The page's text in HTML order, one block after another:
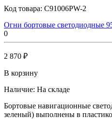
Код товара: C91006PW-2
Огни бортовые светодиодные
0
2 870 ₽
В корзину
Наличие: На складе
Бортовые навигационные
зеленый) выполнены в